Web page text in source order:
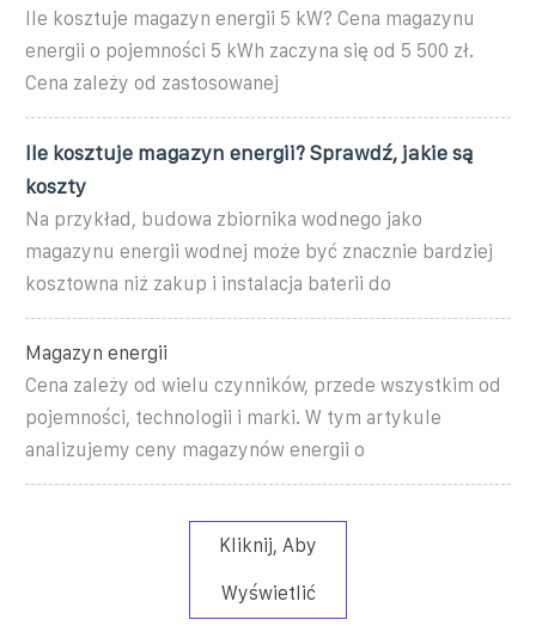
Ile kosztuje magazyn energii 5 kW? Cena magazynu
energii o pojemności 5 kWh zaczyna się od 5 500 zł.
Cena zależy od zastosowanej
Ile kosztuje magazyn energii? Sprawdź, jakie są
koszty
Na przykład, budowa zbiornika wodnego jako
magazynu energii wodnej może być znacznie bardziej
kosztowna niż zakup i instalacja baterii do
Magazyn energii
Cena zależy od wielu czynników, przede wszystkim od
pojemności, technologii i marki. W tym artykule
analizujemy ceny magazynów energii o
Kliknij, Aby
Wyświetlić